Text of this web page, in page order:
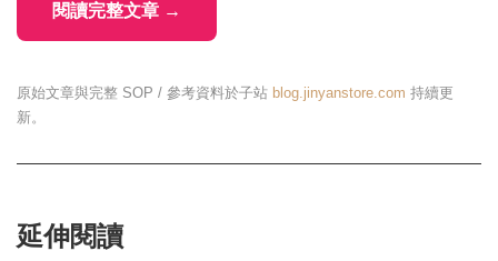
閱讀完整文章 →
原始文章與完整 SOP / 參考資料於子站 blog.jinyanstore.com 持續更
新。
延伸閱讀